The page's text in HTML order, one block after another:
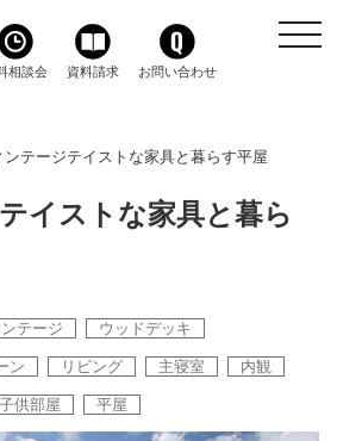
相談会 資料請求 お問い合わせ
ンテージテイストな家具と暮らす平屋
イストな家具と暮ら
テージ ウッドデッキ
ン リビング 主寝室 内観
子供部屋 平屋